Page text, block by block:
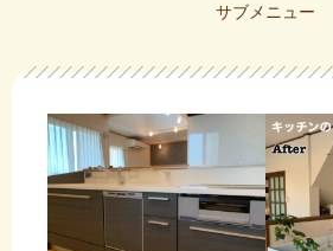
サブメニュー